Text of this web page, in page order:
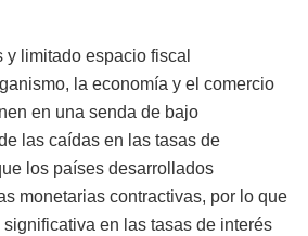
limitado espacio fiscal
la economía y el comercio
en una senda de bajo
las caídas en las tasas de
los países desarrollados
monetarias contractivas, por lo que
en las tasas de interés